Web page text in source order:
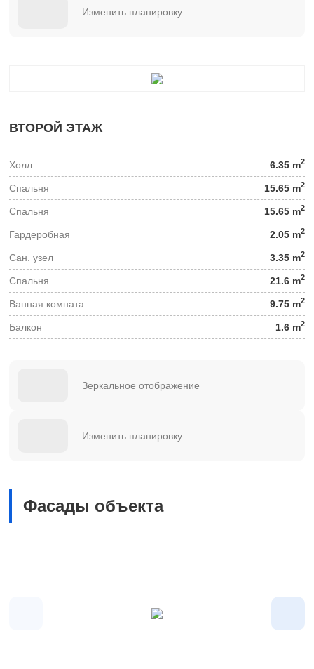
Изменить планировку
ВТОРОЙ ЭТАЖ
Холл 6.35 m2
Спальня 15.65 m2
Спальня 15.65 m2
Гардеробная 2.05 m2
Сан. узел 3.35 m2
Спальня 21.6 m2
Ванная комната 9.75 m2
Балкон 1.6 m2
Зеркальное отображение
Изменить планировку
Фасады объекта